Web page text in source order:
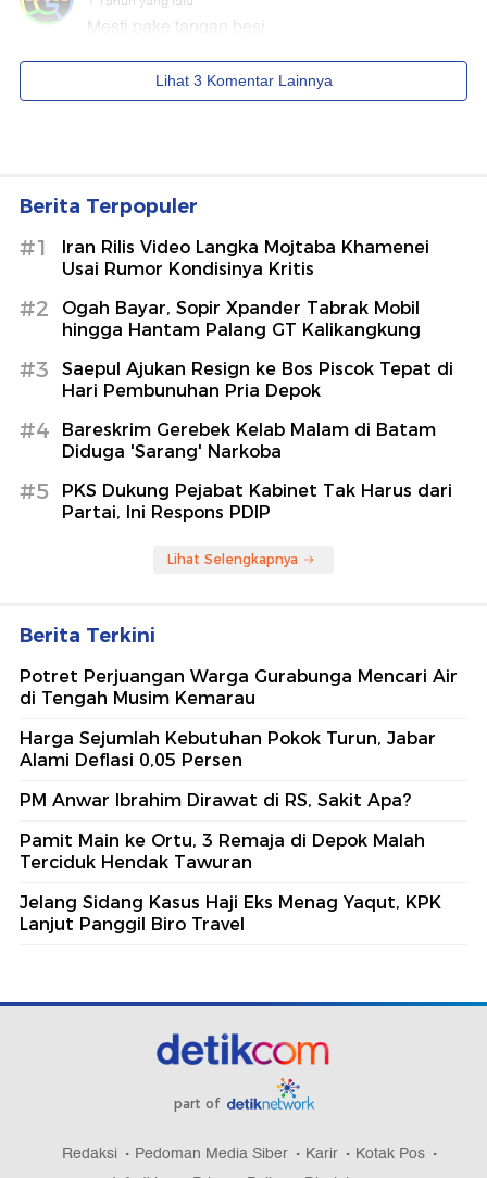
Berita Terpopuler
#1
Iran Rilis Video Langka Mojtaba Khamenei
Usai Rumor Kondisinya Kritis
#2
Ogah Bayar, Sopir Xpander Tabrak Mobil
hingga Hantam Palang GT Kalikangkung
#3
Saepul Ajukan Resign ke Bos Piscok Tepat di
Hari Pembunuhan Pria Depok
#4
Bareskrim Gerebek Kelab Malam di Batam
Diduga 'Sarang' Narkoba
#5
PKS Dukung Pejabat Kabinet Tak Harus dari
Partai, Ini Respons PDIP
Lihat Selengkapnya
Berita Terkini
Potret Perjuangan Warga Gurabunga Mencari Air
di Tengah Musim Kemarau
Harga Sejumlah Kebutuhan Pokok Turun, Jabar
Alami Deflasi 0,05 Persen
PM Anwar Ibrahim Dirawat di RS, Sakit Apa?
Pamit Main ke Ortu, 3 Remaja di Depok Malah
Terciduk Hendak Tawuran
Jelang Sidang Kasus Haji Eks Menag Yaqut, KPK
Lanjut Panggil Biro Travel
part of
Redaksi Pedoman Media Siber Karir
Kotak Pos